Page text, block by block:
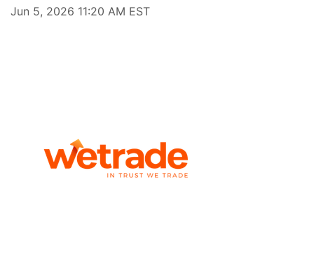
Jun 5, 2026 11:20 AM EST